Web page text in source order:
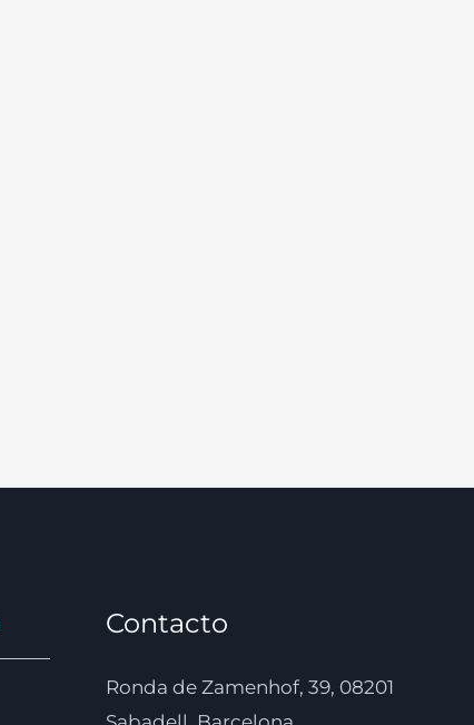
Contacto
Ronda de Zamenhof, 39, 08201